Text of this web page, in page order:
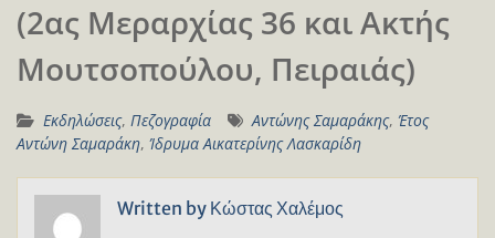
(2ας Μεραρχίας 36 και Ακτής
Μουτσοπούλου, Πειραιάς)
Εκδηλώσεις, Πεζογραφία Αντώνης Σαμαράκης, Έτος
Αντώνη Σαμαράκη, Ίδρυμα Αικατερίνης Λασκαρίδη
Written by Κώστας Χαλέμος